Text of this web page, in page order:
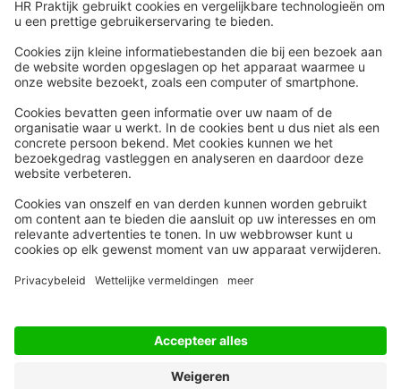
Snel naar
Nieuws
Whitepapers
Webinars
Word lid
Contact
Meer
HR Academy
HR Podcast
CHRO
HR Day
Volg Ons
Alle rechten voorbehouden
Privacyinstellingen
Algemene Voorwaarden